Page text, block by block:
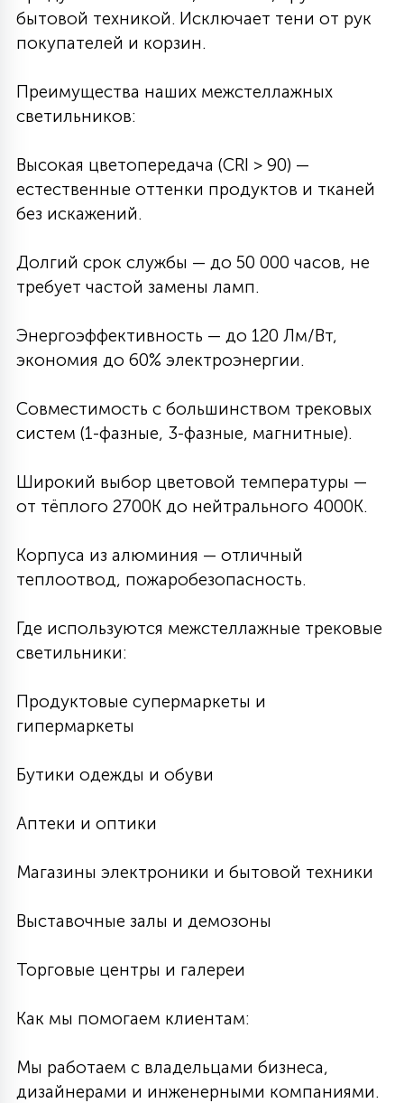
бытовой техникой. Исключает тени от рук
покупателей и корзин.
Преимущества наших межстеллажных
светильников:
Высокая цветопередача (CRI > 90) —
естественные оттенки продуктов и тканей
без искажений.
Долгий срок службы — до 50 000 часов, не
требует частой замены ламп.
Энергоэффективность — до 120 Лм/Вт,
экономия до 60% электроэнергии.
Совместимость с большинством трековых
систем (1-фазные, 3-фазные, магнитные).
Широкий выбор цветовой температуры —
от тёплого 2700K до нейтрального 4000K.
Корпуса из алюминия — отличный
теплоотвод, пожаробезопасность.
Где используются межстеллажные трековые
светильники:
Продуктовые супермаркеты и
гипермаркеты
Бутики одежды и обуви
Аптеки и оптики
Магазины электроники и бытовой техники
Выставочные залы и демозоны
Торговые центры и галереи
Как мы помогаем клиентам:
Мы работаем с владельцами бизнеса,
дизайнерами и инженерными компаниями.